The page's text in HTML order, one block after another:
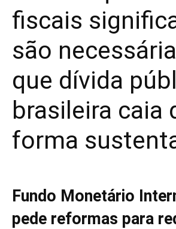
fiscais
são
que dívida
brasileira caia
forma
Fundo Monetário
pede reformas para